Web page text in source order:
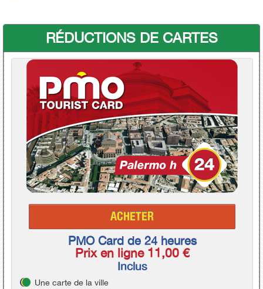
RÉDUCTIONS DE CARTES
ACHETER
PMO Card de 24 heures
Prix en ligne 11,00 €
Inclus
Une carte de la ville